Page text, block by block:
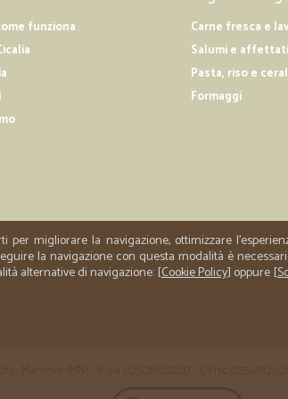
Mi sono
Mi sono trovata
tempi,
funziona
Carne fresca e
Salumi e affettati
Pasta, riso e
Formaggi
per migliorare la navigazione, ottimizzare
la navigazione con questa modalità è
alternative di navigazione: [Cookie Policy] oppure [